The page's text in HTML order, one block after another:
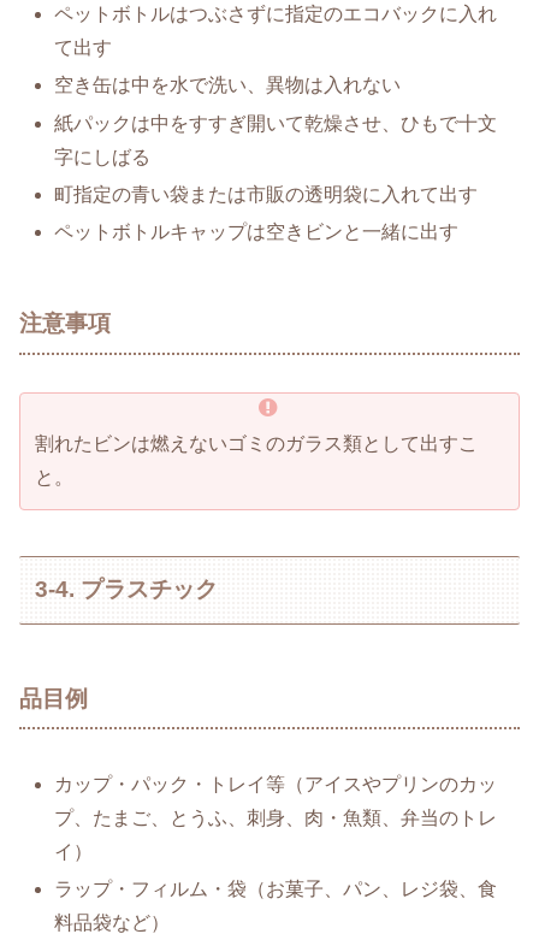
ペットボトルはつぶさずに指定のエコバックに入れ
て出す
空き缶は中を水で洗い、異物は入れない
紙パックは中をすすぎ開いて乾燥させ、ひもで十文
字にしばる
町指定の青い袋または市販の透明袋に入れて出す
ペットボトルキャップは空きビンと一緒に出す
注意事項
割れたビンは燃えないゴミのガラス類として出すこ
と。
3-4. プラスチック
品目例
カップ・パック・トレイ等（アイスやプリンのカッ
プ、たまご、とうふ、刺身、肉・魚類、弁当のトレ
イ）
ラップ・フィルム・袋（お菓子、パン、レジ袋、食
料品袋など）